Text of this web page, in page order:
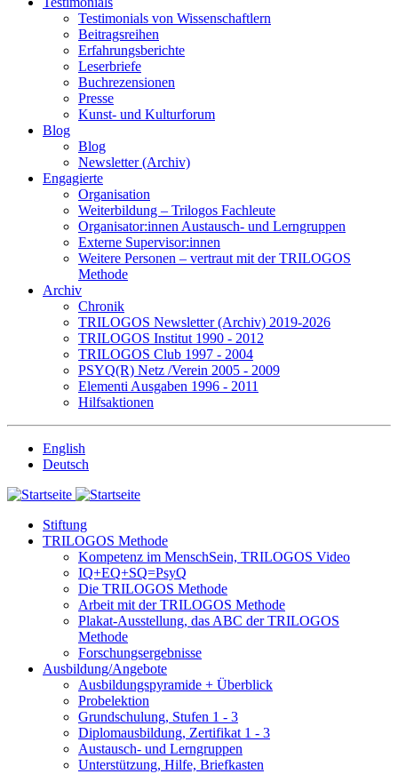
Testimonials von Wissenschaftlern
Beitragsreihen
Erfahrungsberichte
Leserbriefe
Buchrezensionen
Presse
Kunst- und Kulturforum
Blog
Blog
Newsletter (Archiv)
Engagierte
Organisation
Weiterbildung – Trilogos Fachleute
Organisator:innen Austausch- und Lerngruppen
Externe Supervisor:innen
Weitere Personen – vertraut mit der TRILOGOS
Methode
Archiv
Chronik
TRILOGOS Newsletter (Archiv) 2019-2026
TRILOGOS Institut 1990 - 2012
TRILOGOS Club 1997 - 2004
PSYQ(R) Netz /Verein 2005 - 2009
Elementi Ausgaben 1996 - 2011
Hilfsaktionen
English
Deutsch
Stiftung
TRILOGOS Methode
Kompetenz im MenschSein, TRILOGOS Video
IQ+EQ+SQ=PsyQ
Die TRILOGOS Methode
Arbeit mit der TRILOGOS Methode
Plakat-Ausstellung, das ABC der TRILOGOS
Methode
Forschungsergebnisse
Ausbildung/Angebote
Ausbildungspyramide + Überblick
Probelektion
Grundschulung, Stufen 1 - 3
Diplomausbildung, Zertifikat 1 - 3
Austausch- und Lerngruppen
Unterstützung, Hilfe, Briefkasten